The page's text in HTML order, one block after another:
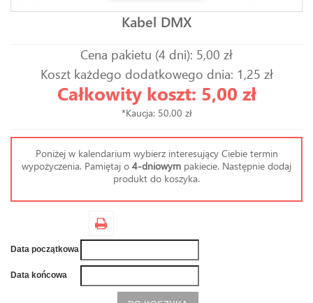
Kabel DMX
Cena pakietu (4 dni): 5,00 zł
Koszt każdego dodatkowego dnia: 1,25 zł
Całkowity koszt: 5,00 zł
*Kaucja: 50,00 zł
Poniżej w kalendarium wybierz interesujący Ciebie termin
wypożyczenia. Pamiętaj o 4-dniowym pakiecie. Następnie dodaj
produkt do koszyka.
Data początkowa
Data końcowa